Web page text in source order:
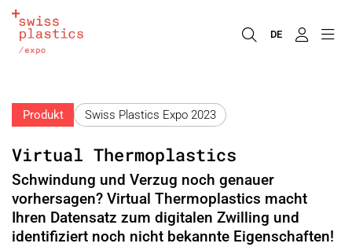
DE
Produkt Swiss Plastics Expo 2023
Virtual Thermoplastics
Schwindung und Verzug noch genauer
vorhersagen? Virtual Thermoplastics macht
Ihren Datensatz zum digitalen Zwilling und
identifiziert noch nicht bekannte Eigenschaften!